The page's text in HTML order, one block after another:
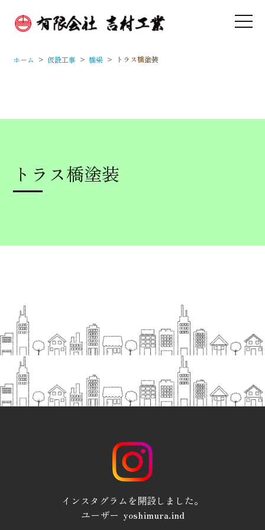
ホーム > 仮設工事 > 橋梁 > トラス橋塗装
トラス橋塗装
インスタグラムを開設しました。
ユーザー yoshimura.ind